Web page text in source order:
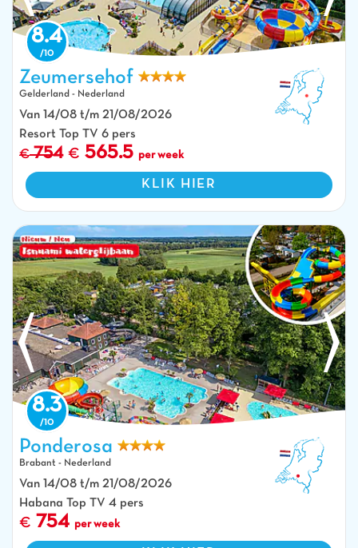
Buitenzwembaden, kleurrijke waterglijbanen en waterspellen op camping
8.4
Zeumersehof
Gelderland - Nederland
Van 14/08 t/m 21/08/2026
Resort Top TV 6 pers
754 565.5 per week
KLIK HIER
Nieuwe waterglijbanen en zwembaden vanuit de lucht op camping
CAPFUN Ponderosa in Ulicoten.
8.3
Ponderosa
Brabant - Nederland
Van 14/08 t/m 21/08/2026
Habana Top TV 4 pers
754 per week